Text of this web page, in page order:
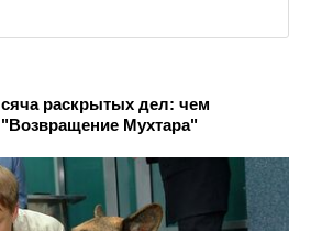
раскрытых дел: чем
Мухтара"